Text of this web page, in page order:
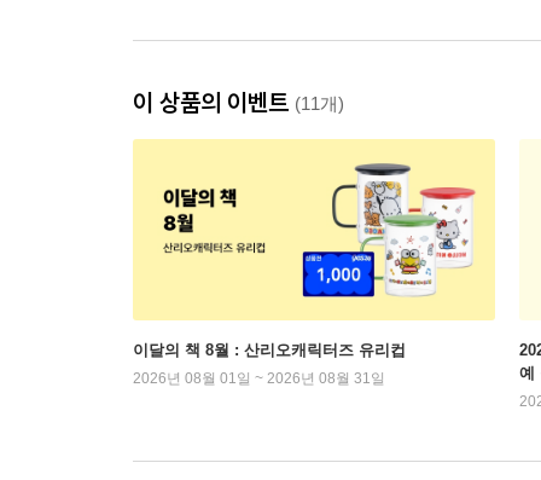
이 상품의 이벤트 (11개)
이달의 책 8월 : 산리오캐릭터즈 유리컵
2026년 08월 01일 ~ 2026년 08월 31일
예